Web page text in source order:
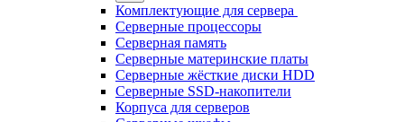
Комплектующие для сервера
Серверные процессоры
Серверная память
Серверные материнские платы
Серверные жёсткие диски HDD
Серверные SSD-накопители
Корпуса для серверов